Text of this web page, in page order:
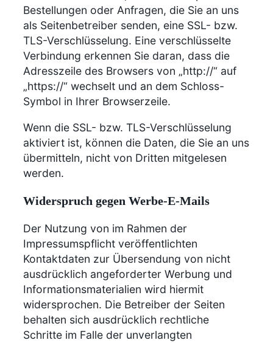
Bestellungen oder Anfragen, die Sie an uns
als Seitenbetreiber senden, eine SSL- bzw.
TLS-Verschlüsselung. Eine verschlüsselte
Verbindung erkennen Sie daran, dass die
Adresszeile des Browsers von „http://“ auf
„https://“ wechselt und an dem Schloss-
Symbol in Ihrer Browserzeile.
Wenn die SSL- bzw. TLS-Verschlüsselung
aktiviert ist, können die Daten, die Sie an uns
übermitteln, nicht von Dritten mitgelesen
werden.
Widerspruch gegen Werbe-E-Mails
Der Nutzung von im Rahmen der
Impressumspflicht veröffentlichten
Kontaktdaten zur Übersendung von nicht
ausdrücklich angeforderter Werbung und
Informationsmaterialien wird hiermit
widersprochen. Die Betreiber der Seiten
behalten sich ausdrücklich rechtliche
Schritte im Falle der unverlangten